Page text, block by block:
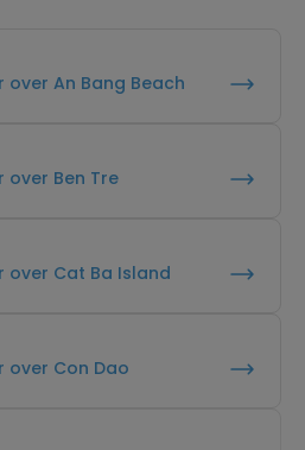
over An Bang Beach
over Ben Tre
over Cat Ba Island
over Con Dao